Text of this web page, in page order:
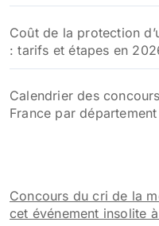
Coût de la protection
: tarifs et étapes en
Calendrier des
France par
Concours du cri de la
cet événement insolite